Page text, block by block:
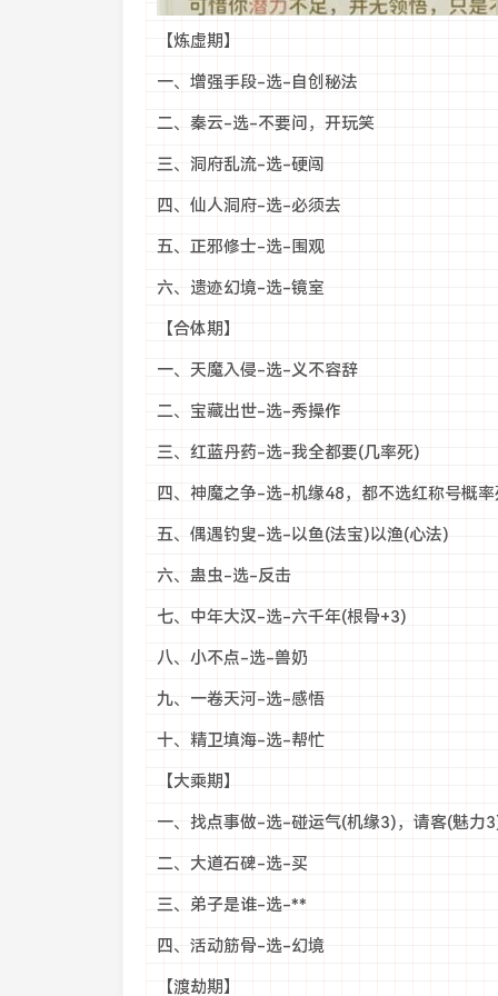
【炼虚期】
一、增强手段-选-自创秘法
二、秦云-选-不要问，开玩笑
三、洞府乱流-选-硬闯
四、仙人洞府-选-必须去
五、正邪修士-选-围观
六、遗迹幻境-选-镜室
【合体期】
一、天魔入侵-选-义不容辞
二、宝藏出世-选-秀操作
三、红蓝丹药-选-我全都要(几率死)
四、神魔之争-选-机缘48，都不选红称号概率
五、偶遇钓叟-选-以鱼(法宝)以渔(心法)
六、蛊虫-选-反击
七、中年大汉-选-六千年(根骨+3)
八、小不点-选-兽奶
九、一卷天河-选-感悟
十、精卫填海-选-帮忙
【大乘期】
一、找点事做-选-碰运气(机缘3)，请客(魅力
二、大道石碑-选-买
三、弟子是谁-选-**
四、活动筋骨-选-幻境
【渡劫期】